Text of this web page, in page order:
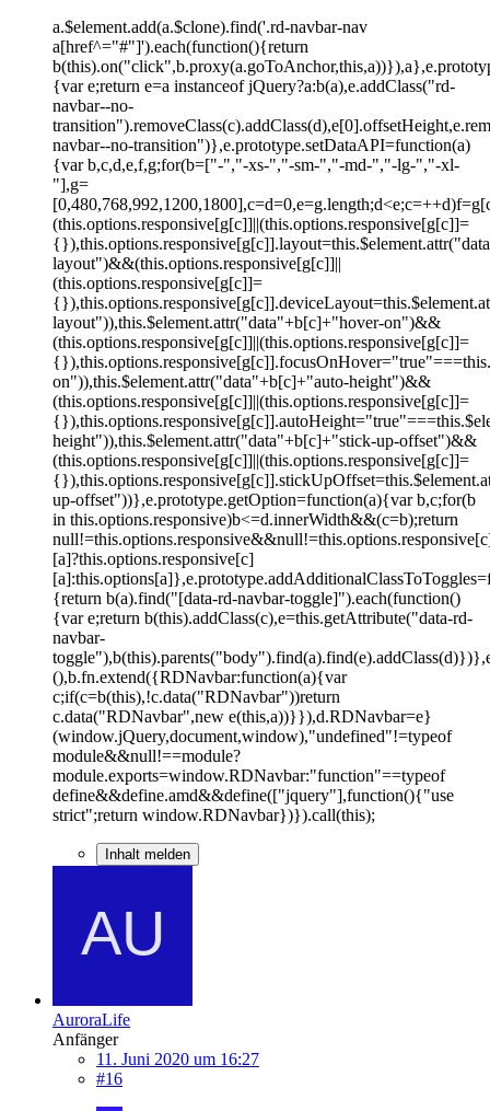
a.$element.add(a.$clone).find('.rd-navbar-nav
a[href^="#"]').each(function(){return
{var e;return e=a instanceof jQuery?a:b(a),e.addClass("rd-
navbar--no-
navbar--no-transition")},e.prototype.setDataAPI=function(a)
{var b,c,d,e,f,g;for(b=["-","-xs-","-sm-","-md-","-lg-","-xl-
"],g=
(this.options.responsive[g[c]]||(this.options.responsive[g[c]]=
layout")&&(this.options.responsive[g[c]]||
(this.options.responsive[g[c]]=
layout")),this.$element.attr("data"+b[c]+"hover-on")&&
(this.options.responsive[g[c]]||(this.options.responsive[g[c]]=
on")),this.$element.attr("data"+b[c]+"auto-height")&&
(this.options.responsive[g[c]]||(this.options.responsive[g[c]]=
height")),this.$element.attr("data"+b[c]+"stick-up-offset")&&
(this.options.responsive[g[c]]||(this.options.responsive[g[c]]=
up-offset"))},e.prototype.getOption=function(a){var b,c;for(b
in this.options.responsive)b<=d.innerWidth&&(c=b);return
[a]?this.options.responsive[c]
{return b(a).find("[data-rd-navbar-toggle]").each(function()
{var e;return b(this).addClass(c),e=this.getAttribute("data-rd-
navbar-
(),b.fn.extend({RDNavbar:function(a){var
c;if(c=b(this),!c.data("RDNavbar"))return
c.data("RDNavbar",new e(this,a))}}),d.RDNavbar=e}
(window.jQuery,document,window),"undefined"!=typeof
module&&null!==module?
module.exports=window.RDNavbar:"function"==typeof
define&&define.amd&&define(["jquery"],function(){"use
strict";return window.RDNavbar})}).call(this);
Inhalt melden
AuroraLife
Anfänger
11. Juni 2020 um 16:27
#16